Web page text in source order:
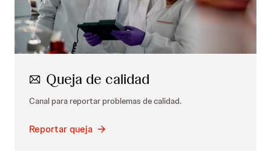
Queja de calidad
Canal para reportar problemas de calidad.
Reportar queja